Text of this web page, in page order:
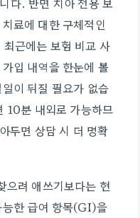
료에 대한 구체적인
근에는 보험 비교 사
입 내역을 한눈에 볼
이 뒤질 필요가 없습
10분 내외로 가능하므
두면 상담 시 더 명확
으려 애쓰기보다는 현
능한 급여 항목(GI)을